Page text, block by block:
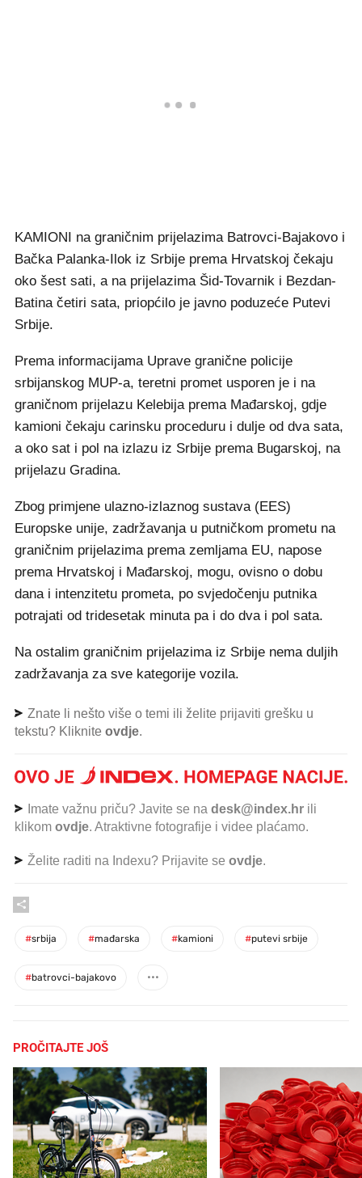
KAMIONI na graničnim prijelazima Batrovci-Bajakovo i
Bačka Palanka-Ilok iz Srbije prema Hrvatskoj čekaju
oko šest sati, a na prijelazima Šid-Tovarnik i Bezdan-
Batina četiri sata, priopćilo je javno poduzeće Putevi
Srbije.
Prema informacijama Uprave granične policije
srbijanskog MUP-a, teretni promet usporen je i na
graničnom prijelazu Kelebija prema Mađarskoj, gdje
kamioni čekaju carinsku proceduru i dulje od dva sata,
a oko sat i pol na izlazu iz Srbije prema Bugarskoj, na
prijelazu Gradina.
Zbog primjene ulazno-izlaznog sustava (EES)
Europske unije, zadržavanja u putničkom prometu na
graničnim prijelazima prema zemljama EU, napose
prema Hrvatskoj i Mađarskoj, mogu, ovisno o dobu
dana i intenzitetu prometa, po svjedočenju putnika
potrajati od tridesetak minuta pa i do dva i pol sata.
Na ostalim graničnim prijelazima iz Srbije nema duljih
zadržavanja za sve kategorije vozila.
Znate li nešto više o temi ili želite prijaviti grešku u
tekstu? Kliknite ovdje.
Imate važnu priču? Javite se na desk@index.hr ili
klikom ovdje. Atraktivne fotografije i videe plaćamo.
Želite raditi na Indexu? Prijavite se ovdje.
#srbija #mađarska #kamioni #putevi srbije
#batrovci-bajakovo
PROČITAJTE JOŠ